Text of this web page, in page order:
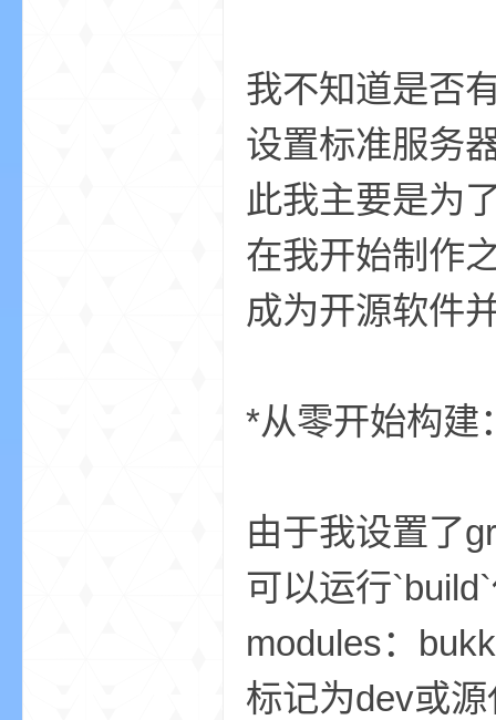
我不知道是否
设置标准服务
此我主要是为
在我开始制作
成为开源软件
*从零开始构建
由于我设置了
可以运行
modules：
标记为dev或